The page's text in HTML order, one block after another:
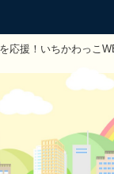
応援！いちかわっこ